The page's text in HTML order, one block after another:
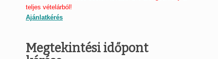
teljes vételárból!
Ajánlatkérés
Megtekintési időpont